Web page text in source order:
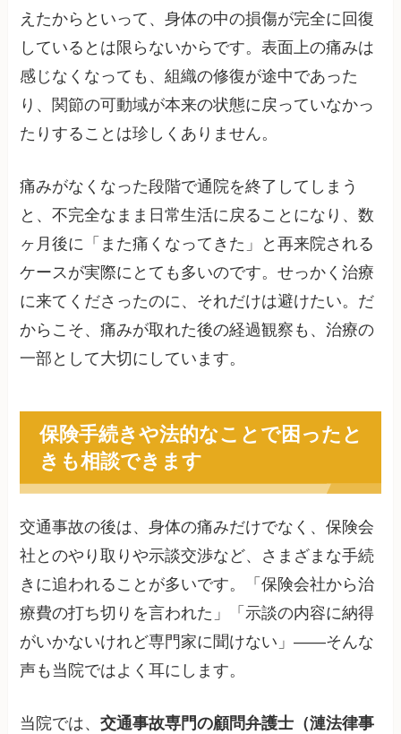
えたからといって、身体の中の損傷が完全に回復
しているとは限らないからです。表面上の痛みは
感じなくなっても、組織の修復が途中であった
り、関節の可動域が本来の状態に戻っていなかっ
たりすることは珍しくありません。
痛みがなくなった段階で通院を終了してしまう
と、不完全なまま日常生活に戻ることになり、数
ヶ月後に「また痛くなってきた」と再来院される
ケースが実際にとても多いのです。せっかく治療
に来てくださったのに、それだけは避けたい。だ
からこそ、痛みが取れた後の経過観察も、治療の
一部として大切にしています。
保険手続きや法的なことで困ったと
きも相談できます
交通事故の後は、身体の痛みだけでなく、保険会
社とのやり取りや示談交渉など、さまざまな手続
きに追われることが多いです。「保険会社から治
療費の打ち切りを言われた」「示談の内容に納得
がいかないけれど専門家に聞けない」——そんな
声も当院ではよく耳にします。
当院では、交通事故専門の顧問弁護士（漣法律事